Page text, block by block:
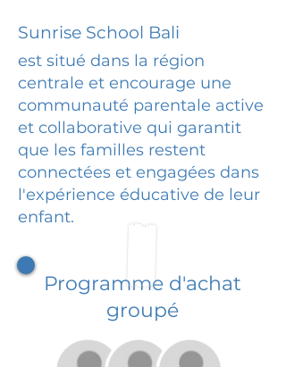
Sunrise School Bali
est situé dans la région
centrale et encourage une
communauté parentale active
et collaborative qui garantit
que les familles restent
connectées et engagées dans
l'expérience éducative de leur
enfant.
Programme d'achat
groupé